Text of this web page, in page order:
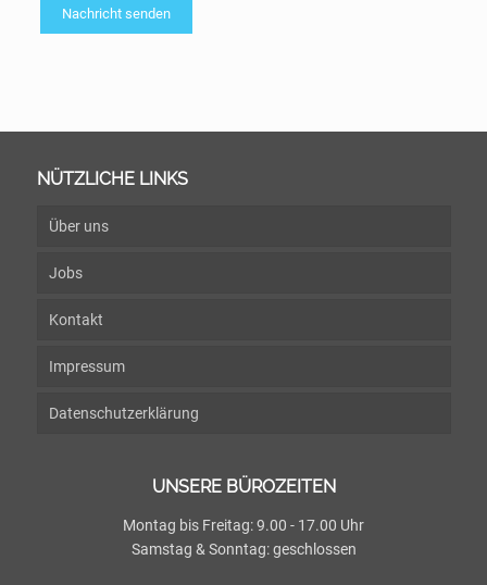
NÜTZLICHE LINKS
Über uns
Jobs
Kontakt
Impressum
Datenschutzerklärung
UNSERE BÜROZEITEN
Montag bis Freitag: 9.00 - 17.00 Uhr
Samstag & Sonntag: geschlossen